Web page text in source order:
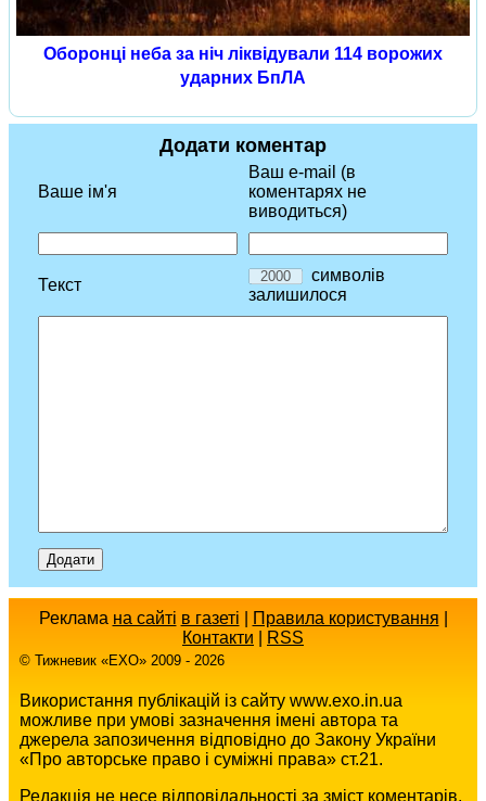
Оборонці неба за ніч ліквідували 114 ворожих
ударних БпЛА
Додати коментар
Ваше ім'я
Ваш e-mail (в
коментарях не
виводиться)
Текст
символів
залишилося
Реклама на сайті в газеті Правила користування
Контакти
RSS
© Тижневик «EХO» 2009 - 2026
Використання публікацій із сайту www.exo.in.ua
можливе при умові зазначення імені автора та
джерела запозичення відповідно до Закону України
«Про авторське право і суміжні права» ст.21.
Редакція не несе відповідальності за зміст коментарів,